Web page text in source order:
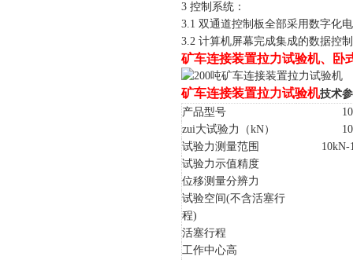
3 控制系统：
3.1 双通道控制板全部采用数字化
3.2 计算机屏幕完成集成的数据控
矿车连接装置拉力试验机、卧
矿车连接装置拉力试验机技术
产品型号
zui大试验力（kN）
试验力测量范围
10kN-
试验力示值精度
位移测量分辨力
试验空间(不含活塞行
程)
活塞行程
工作中心高